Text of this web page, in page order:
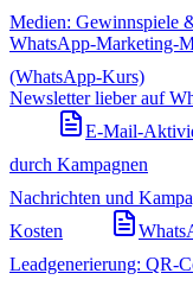
Medien: Gewinnspiele
WhatsApp-Marketing-
(WhatsApp-Kurs)
Newsletter lieber auf
E-Mail-
durch Kampagnen
Nachrichten und
Kosten
Leadgenerierung: QR-